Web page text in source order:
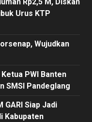
Urus KTP
Wujudkan
PWI Banten
SMSI Pandeglang
GARI Siap Jadi
Kabupaten